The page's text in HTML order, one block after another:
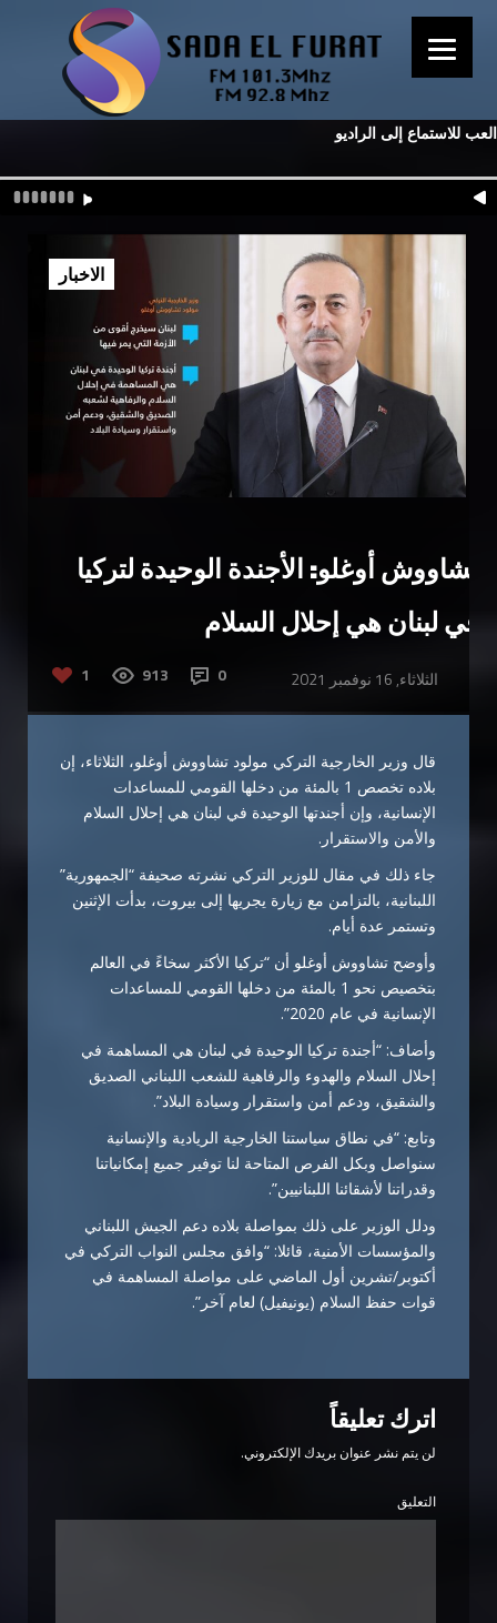
العب للاستماع إلى الراديو
تشاووش أوغلو: الأجندة الوحيدة لتركيا
في لبنان هي إحلال السلام
1 913 0 الثلاثاء, 16 نوفمبر 2021
الاخبار
قال وزير الخارجية التركي مولود تشاووش أوغلو، الثلاثاء، إن
بلاده تخصص 1 بالمئة من دخلها القومي للمساعدات
الإنسانية، وإن أجندتها الوحيدة في لبنان هي إحلال السلام
والأمن والاستقرار.
جاء ذلك في مقال للوزير التركي نشرته صحيفة “الجمهورية”
اللبنانية، بالتزامن مع زيارة يجريها إلى بيروت، بدأت الإثنين
وتستمر عدة أيام.
وأوضح تشاووش أوغلو أن “تركيا الأكثر سخاءً في العالم
بتخصيص نحو 1 بالمئة من دخلها القومي للمساعدات
الإنسانية في عام 2020”.
وأضاف: “أجندة تركيا الوحيدة في لبنان هي المساهمة في
إحلال السلام والهدوء والرفاهية للشعب اللبناني الصديق
والشقيق، ودعم أمن واستقرار وسيادة البلاد”.
وتابع: “في نطاق سياستنا الخارجية الريادية والإنسانية
سنواصل وبكل الفرص المتاحة لنا توفير جميع إمكانياتنا
وقدراتنا لأشقائنا اللبنانيين”.
ودلل الوزير على ذلك بمواصلة بلاده دعم الجيش اللبناني
والمؤسسات الأمنية، قائلا: “وافق مجلس النواب التركي في
أكتوبر/تشرين أول الماضي على مواصلة المساهمة في
قوات حفظ السلام (يونيفيل) لعام آخر”.
اترك تعليقاً
لن يتم نشر عنوان بريدك الإلكتروني.
التعليق